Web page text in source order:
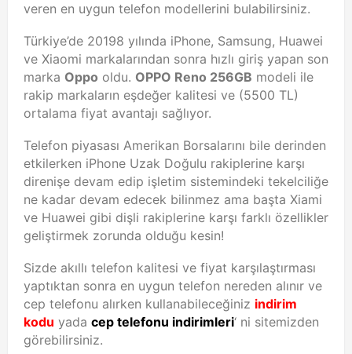
veren en uygun telefon modellerini bulabilirsiniz.
Türkiye’de 20198 yılında iPhone, Samsung, Huawei
ve Xiaomi markalarından sonra hızlı giriş yapan son
marka Oppo oldu. OPPO Reno 256GB modeli ile
rakip markaların eşdeğer kalitesi ve (5500 TL)
ortalama fiyat avantajı sağlıyor.
Telefon piyasası Amerikan Borsalarını bile derinden
etkilerken iPhone Uzak Doğulu rakiplerine karşı
direnişe devam edip işletim sistemindeki tekelciliğe
ne kadar devam edecek bilinmez ama başta Xiami
ve Huawei gibi dişli rakiplerine karşı farklı özellikler
geliştirmek zorunda olduğu kesin!
Sizde akıllı telefon kalitesi ve fiyat karşılaştırması
yaptıktan sonra en uygun telefon nereden alınır ve
cep telefonu alırken kullanabileceğiniz indirim
kodu yada cep telefonu indirimleri‘ ni sitemizden
görebilirsiniz.